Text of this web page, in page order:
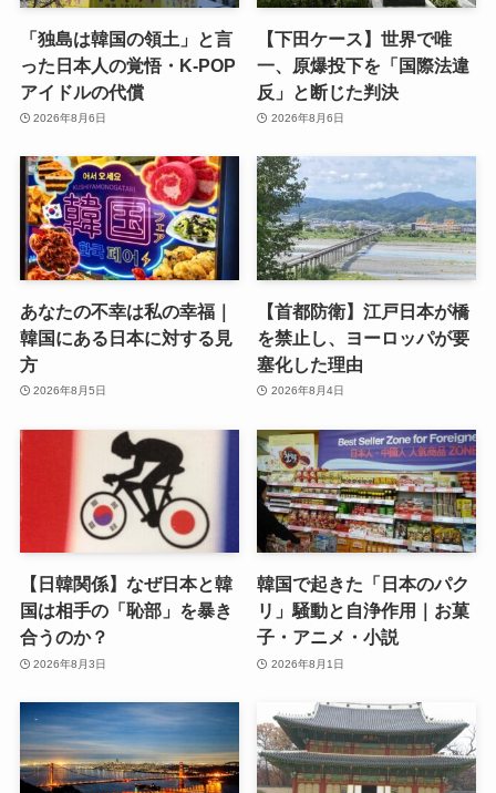
「独島は韓国の領土」と言
った日本人の覚悟・K-POP
アイドルの代償
2026年8月6日
【下田ケース】世界で唯
一、原爆投下を「国際法違
反」と断じた判決
2026年8月6日
あなたの不幸は私の幸福｜
韓国にある日本に対する見
方
2026年8月5日
【首都防衛】江戸日本が橋
を禁止し、ヨーロッパが要
塞化した理由
2026年8月4日
【日韓関係】なぜ日本と韓
国は相手の「恥部」を暴き
合うのか？
2026年8月3日
韓国で起きた「日本のパク
リ」騒動と自浄作用｜お菓
子・アニメ・小説
2026年8月1日